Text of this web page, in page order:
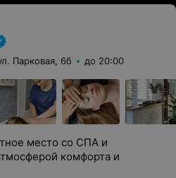
Парковая, 6б до 20:00
место со СПА и
комфорта и